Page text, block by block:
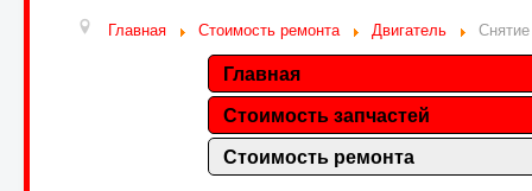
Главная Стоимость ремонта Двигатель
Главная
Стоимость запчастей
Стоимость ремонта